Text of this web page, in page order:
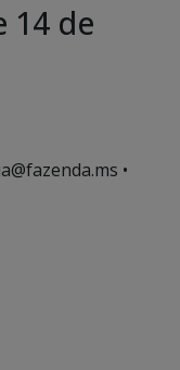
14 de
•